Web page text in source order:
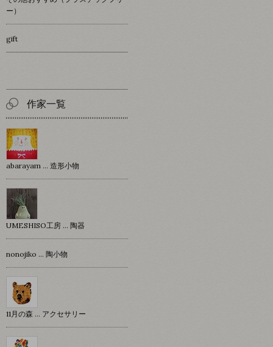
ー）
gift
作家一覧
abarayam … 造形小物
UMESHISO工房 … 陶器
nonojiko ... 陶小物
11月の森 … アクセサリー